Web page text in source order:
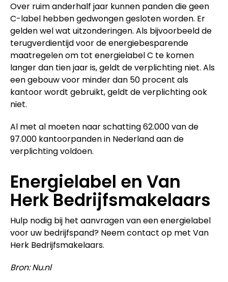
Over ruim anderhalf jaar kunnen panden die geen
C-label hebben gedwongen gesloten worden. Er
gelden wel wat uitzonderingen. Als bijvoorbeeld de
terugverdientijd voor de energiebesparende
maatregelen om tot energielabel C te komen
langer dan tien jaar is, geldt de verplichting niet. Als
een gebouw voor minder dan 50 procent als
kantoor wordt gebruikt, geldt de verplichting ook
niet.
Al met al moeten naar schatting 62.000 van de
97.000 kantoorpanden in Nederland aan de
verplichting voldoen.
Energielabel en Van
Herk Bedrijfsmakelaars
Hulp nodig bij het aanvragen van een energielabel
voor uw bedrijfspand? Neem contact op met Van
Herk Bedrijfsmakelaars.
Bron: Nu.nl